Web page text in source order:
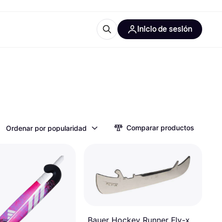
Inicio de sesión
Ordenar por popularidad Comparar productos